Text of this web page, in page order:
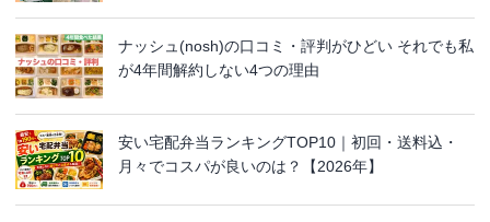
ナッシュ(nosh)の口コミ・評判がひどい それでも私
が4年間解約しない4つの理由
安い宅配弁当ランキングTOP10｜初回・送料込・
月々でコスパが良いのは？【2026年】